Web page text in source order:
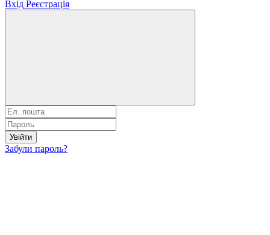
Вхід Реєстрація
Увійти
Забули пароль?